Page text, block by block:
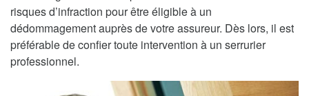
risques d’infraction pour être éligible à un
dédommagement auprès de votre assureur. Dès lors, il est
préférable de confier toute intervention à un serrurier
professionnel.